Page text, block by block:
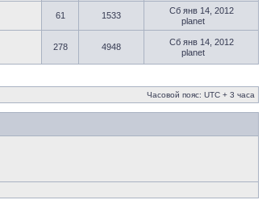
61 1533
Сб янв 14, 2012
planet
278 4948
Сб янв 14, 2012
planet
Часовой пояс: UTC + 3 часа